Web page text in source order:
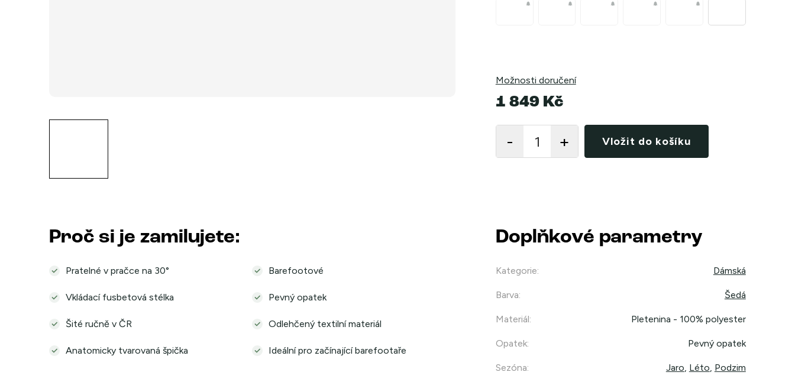
Možnosti doručení
1 849 Kč
Vložit do košíku
Proč si je zamilujete:
Pratelné v pračce na 30° Barefootové
Vkládací fusbetová stélka Pevný opatek
Šité ručně v ČR Odlehčený textilní materiál
Anatomicky tvarovaná špička Ideální pro začínající barefootaře
Doplňkové parametry
Kategorie: Dámská
Barva: Šedá
Materiál: Pletenina - 100% polyester
Opatek: Pevný opatek
Sezóna: Jaro Léto Podzim